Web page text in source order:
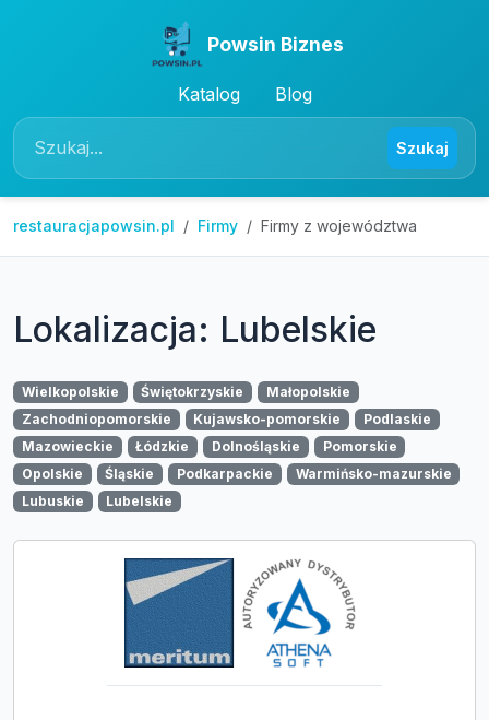
Powsin Biznes
Katalog Blog
Szukaj
restauracjapowsin.pl Firmy Firmy z województwa
Lokalizacja: Lubelskie
Wielkopolskie Świętokrzyskie
Małopolskie
Zachodniopomorskie
Kujawsko-pomorskie
Podlaskie
Mazowieckie
Łódzkie Dolnośląskie
Pomorskie
Opolskie
Śląskie Podkarpackie
Warmińsko-mazurskie
Lubuskie
Lubelskie